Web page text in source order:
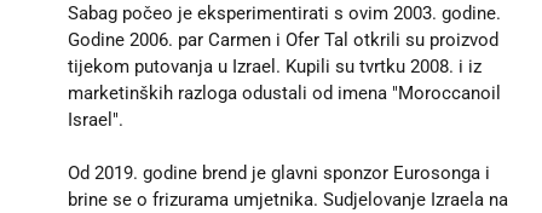
Sabag počeo je eksperimentirati s ovim 2003. godine.
Godine 2006. par Carmen i Ofer Tal otkrili su proizvod
tijekom putovanja u Izrael. Kupili su tvrtku 2008. i iz
marketinških razloga odustali od imena "Moroccanoil
Israel".
Od 2019. godine brend je glavni sponzor Eurosonga i
brine se o frizurama umjetnika. Sudjelovanje Izraela na